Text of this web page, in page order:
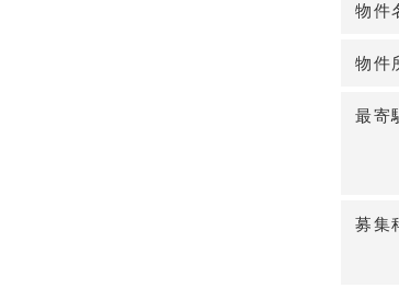
できま
◆ 医
東京
㎡。
筋造
◆ 幅
内科
物件
物件
最寄
募集